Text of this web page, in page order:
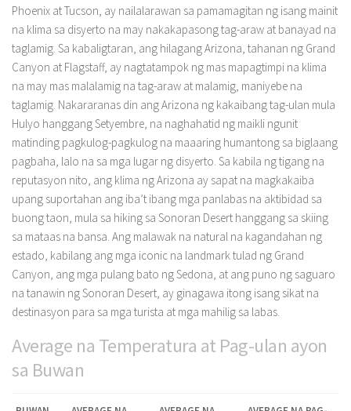
Phoenix at Tucson, ay nailalarawan sa pamamagitan ng isang mainit
na klima sa disyerto na may nakakapasong tag-araw at banayad na
taglamig. Sa kabaligtaran, ang hilagang Arizona, tahanan ng Grand
Canyon at Flagstaff, ay nagtatampok ng mas mapagtimpi na klima
na may mas malalamig na tag-araw at malamig, maniyebe na
taglamig. Nakararanas din ang Arizona ng kakaibang tag-ulan mula
Hulyo hanggang Setyembre, na naghahatid ng maikli ngunit
matinding pagkulog-pagkulog na maaaring humantong sa biglaang
pagbaha, lalo na sa mga lugar ng disyerto. Sa kabila ng tigang na
reputasyon nito, ang klima ng Arizona ay sapat na magkakaiba
upang suportahan ang iba’t ibang mga panlabas na aktibidad sa
buong taon, mula sa hiking sa Sonoran Desert hanggang sa skiing
sa mataas na bansa. Ang malawak na natural na kagandahan ng
estado, kabilang ang mga iconic na landmark tulad ng Grand
Canyon, ang mga pulang bato ng Sedona, at ang puno ng saguaro
na tanawin ng Sonoran Desert, ay ginagawa itong isang sikat na
destinasyon para sa mga turista at mga mahilig sa labas.
Average na Temperatura at Pag-ulan ayon
sa Buwan